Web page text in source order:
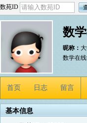
数苑ID
数
昵称：
数学在
首页 日志 留言
基本信息